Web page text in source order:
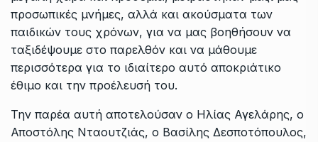
προσωπικές μνήμες, αλλά και ακούσματα των
παιδικών τους χρόνων, για να μας βοηθήσουν να
ταξιδέψουμε στο παρελθόν και να μάθουμε
περισσότερα για το ιδιαίτερο αυτό αποκριάτικο
έθιμο και την προέλευσή του.
Την παρέα αυτή αποτελούσαν ο Ηλίας Αγελάρης, ο
Αποστόλης Νταουτζιάς, ο Βασίλης Δεσποτόπουλος,